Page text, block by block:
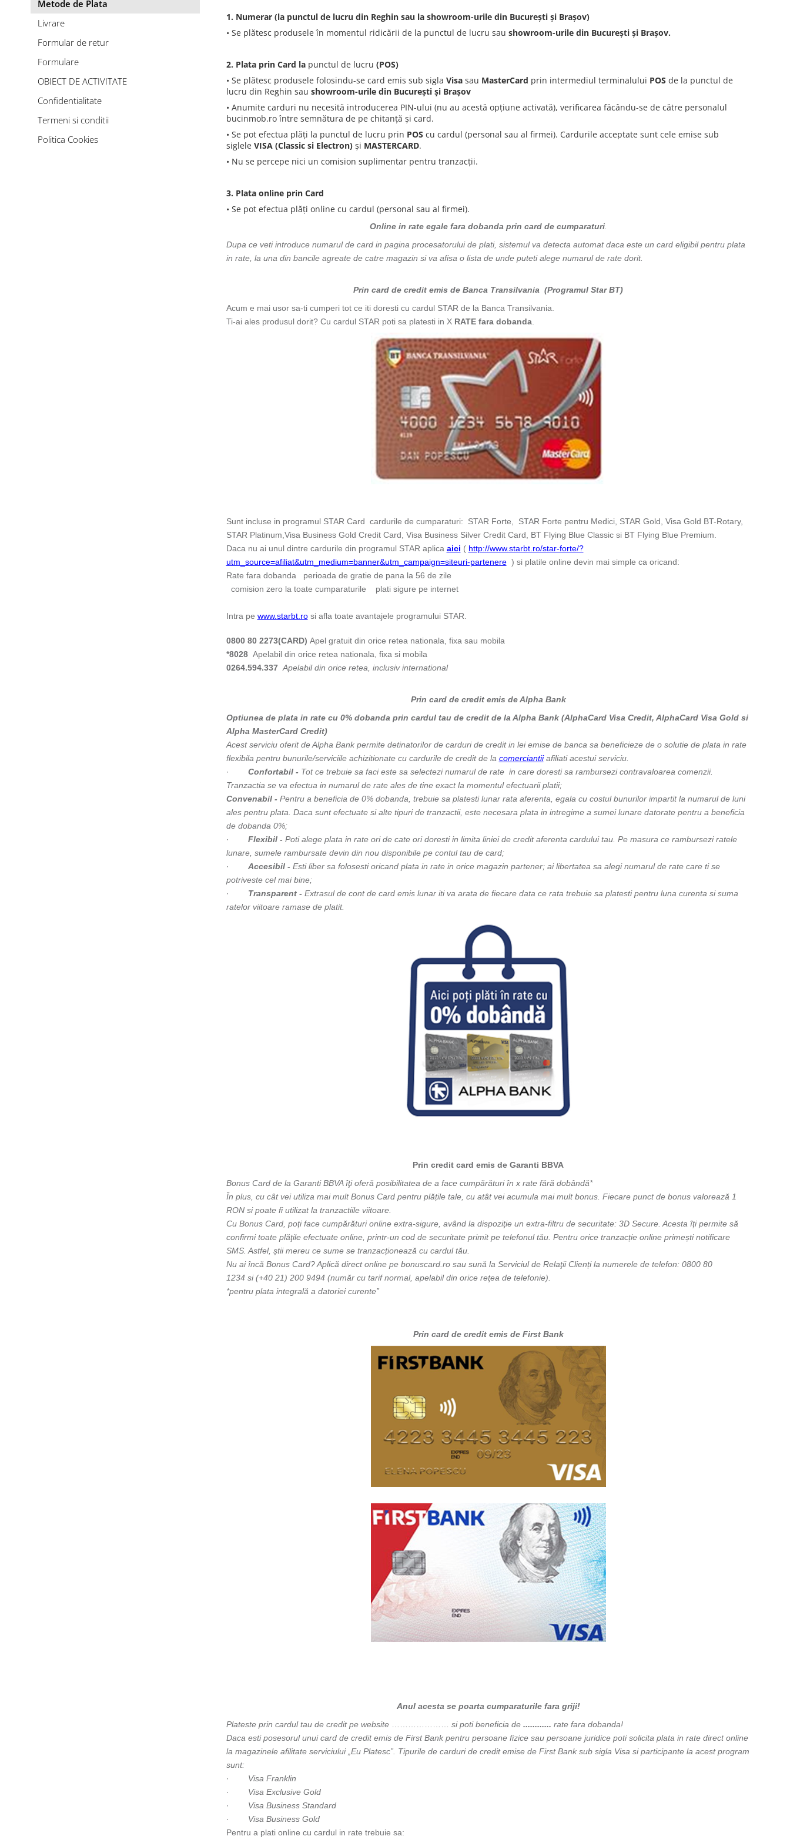
1. Numerar (la punctul de lucru din Reghin sau la showroom-urile din București și Brașov)
• Se plătesc produsele în momentul ridicării de la punctul de lucru sau showroom-urile din București și Brașov.
2. Plata prin Card la punctul de lucru (POS)
• Se plătesc produsele folosindu-se card emis sub sigla Visasau MasterCard prin intermediul terminalului POS de la punctul de
lucru din Reghin sau showroom-urile din București și Brașov
• Anumite carduri nu necesită introducerea PIN-ului (nu au acestă opțiune activată), verificarea făcându-se de către personalul
bucinmob.ro între semnătura de pe chitanță și card.
• Se pot efectua plăți la punctul de lucru prin POS cu cardul (personal sau al firmei). Cardurile acceptate sunt cele emise sub
siglele VISA (Classic si Electron)și MASTERCARD.
• Nu se percepe nici un comision suplimentar pentru tranzacții.
3. Plata online prin Card
• Se pot efectua plăți online cu cardul (personal sau al firmei).
Online in rate egale fara dobanda prin card de cumparaturi.
Dupa ce veti introduce numarul de card in pagina procesatorului de plati, sistemul va detecta automat daca este un card eligibil pentru plata
in rate, la una din bancile agreate de catre magazin si va afisa o lista de unde puteti alege numarul de rate dorit.
Prin card de credit emis de Banca Transilvania (Programul Star BT)
Acum e mai usor sa-ti cumperi tot ce iti doresti cu cardul STAR de la Banca Transilvania.
Ti-ai ales produsul dorit? Cu cardul STAR poti sa platesti in X RATE fara dobanda.
Sunt incluse in programul STAR Card cardurile de cumparaturi: STAR Forte, STAR Forte pentru Medici, STAR Gold, Visa Gold BT-Rotary,
STAR Platinum,Visa Business Gold Credit Card, Visa Business Silver Credit Card, BT Flying Blue Classic si BT Flying Blue Premium.
Daca nu ai unul dintre cardurile din programul STAR aplica aici ( http://www.starbt.ro/star-forte/?
utm_source=afiliat&utm_medium=banner&utm_campaign=siteuri-partenere) si platile online devin mai simple ca oricand:
Rate fara dobanda perioada de gratie de pana la 56 de zile
comision zero la toate cumparaturile plati sigure pe internet
Intra pe www.starbt.rosi afla toate avantajele programului STAR.
0800 80 2273(CARD) Apel gratuit din orice retea nationala, fixa sau mobila
*8028 Apelabil din orice retea nationala, fixa si mobila
0264.594.337 Apelabil din orice retea, inclusiv international
Prin card de credit emis de Alpha Bank
Optiunea de plata in rate cu 0% dobanda prin cardul tau de credit de la Alpha Bank (AlphaCard Visa Credit, AlphaCard Visa Gold si
Alpha MasterCard Credit)
Acest serviciu oferit de Alpha Bank permite detinatorilor de carduri de credit in lei emise de banca sa beneficieze de o solutie de plata in rate
flexibila pentru bunurile/serviciile achizitionate cu cardurile de credit de la comerciantiiafiliati acestui serviciu.
· Confortabil - Tot ce trebuie sa faci este sa selectezi numarul de rate in care doresti sa rambursezi contravaloarea comenzii.
Tranzactia se va efectua in numarul de rate ales de tine exact la momentul efectuarii platii;
Convenabil - Pentru a beneficia de 0% dobanda, trebuie sa platesti lunar rata aferenta, egala cu costul bunurilor impartit la numarul de luni
ales pentru plata. Daca sunt efectuate si alte tipuri de tranzactii, este necesara plata in intregime a sumei lunare datorate pentru a beneficia
de dobanda 0%;
· Flexibil - Poti alege plata in rate ori de cate ori doresti in limita liniei de credit aferenta cardului tau. Pe masura ce rambursezi ratele
lunare, sumele rambursate devin din nou disponibile pe contul tau de card;
· Accesibil - Esti liber sa folosesti oricand plata in rate in orice magazin partener; ai libertatea sa alegi numarul de rate care ti se
potriveste cel mai bine;
· Transparent - Extrasul de cont de card emis lunar iti va arata de fiecare data ce rata trebuie sa platesti pentru luna curenta si suma
ratelor viitoare ramase de platit.
Prin credit card emis de Garanti BBVA
Bonus Card de la Garanti BBVA îţi oferă posibilitatea de a face cumpărături în x rate fără dobândă*
În plus, cu cât vei utiliza mai mult Bonus Card pentru plățile tale, cu atât vei acumula mai mult bonus. Fiecare punct de bonus valorează 1
RON si poate fi utilizat la tranzactiile viitoare.
Cu Bonus Card, poţi face cumpărături online extra-sigure, având la dispoziţie un extra-filtru de securitate: 3D Secure. Acesta îţi permite să
confirmi toate plăţile efectuate online, printr-un cod de securitate primit pe telefonul tău. Pentru orice tranzacție online primești notificare
SMS. Astfel, știi mereu ce sume se tranzacționează cu cardul tău.
Nu ai încă Bonus Card? Aplică direct online pe bonuscard.ro sau sună la Serviciul de Relaţii Clienți la numerele de telefon: 0800 80
1234 si (+40 21) 200 9494 (număr cu tarif normal, apelabil din orice reţea de telefonie).
*pentru plata integrală a datoriei curente”
Prin card de credit emis de First Bank
Anul acesta se poarta cumparaturile fara griji!
Plateste prin cardul tau de credit pe website ………………… si poti beneficia de............ rate fara dobanda!
Daca esti posesorul unui card de credit emis de First Bank pentru persoane fizice sau persoane juridice poti solicita plata in rate direct online
la magazinele afilitate serviciului „Eu Platesc”. Tipurile de carduri de credit emise de First Bank sub sigla Visa si participante la acest program
sunt:
· Visa Franklin
· Visa Exclusive Gold
· Visa Business Standard
· Visa Business Gold
Pentru a plati online cu cardul in rate trebuie sa:
Metode de Plata
Livrare
Formular de retur
Formulare
OBIECT DE ACTIVITATE
Confidentialitate
Termeni si conditii
Politica Cookies